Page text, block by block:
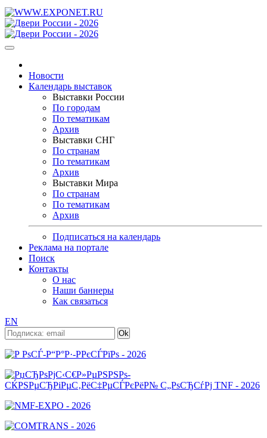
Новости
Календарь выставок
Выставки России
По городам
По тематикам
Архив
Выставки СНГ
По странам
По тематикам
Архив
Выставки Мира
По странам
По тематикам
Архив
Подписаться на календарь
Реклама на портале
Поиск
Контакты
О нас
Наши баннеры
Как связаться
EN